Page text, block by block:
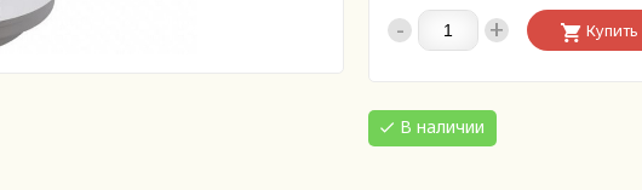
- + Купить
В наличии